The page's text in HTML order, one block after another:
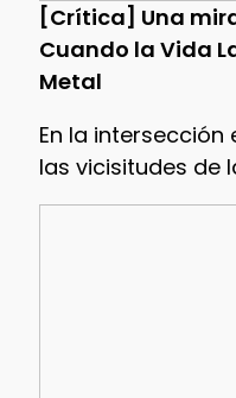
[Crítica] Una
Cuando la Vida
Metal
En la
las vicisitudes de